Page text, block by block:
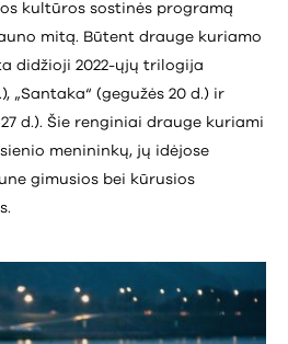
kultūros sostinės programą
mitą. Būtent drauge kuriamo
didžioji 2022-ųjų trilogija
„Santaka“ (gegužės 20 d.) ir
d.). Šie renginiai drauge kuriami
menininkų, jų idėjose
gimusios bei kūrusios